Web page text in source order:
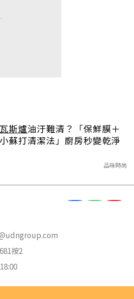
瓦斯爐油汙難清？「保鮮膜＋
小蘇打清潔法」廚房秒變乾淨
品味時尚
按2